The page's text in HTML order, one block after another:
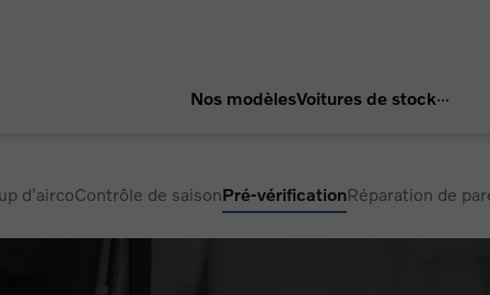
Nos modèlesVoitures de stock
d'aircoContrôle de saisonPré-vérificationRéparation de